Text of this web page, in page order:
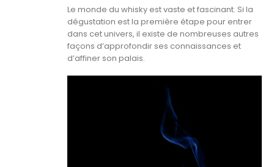
Le monde du whisky est vaste et fascinant. Si la
dégustation est la première étape pour entrer
dans cet univers, il existe de nombreuses autres
façons d’approfondir ses connaissances et
d’affiner son palais.